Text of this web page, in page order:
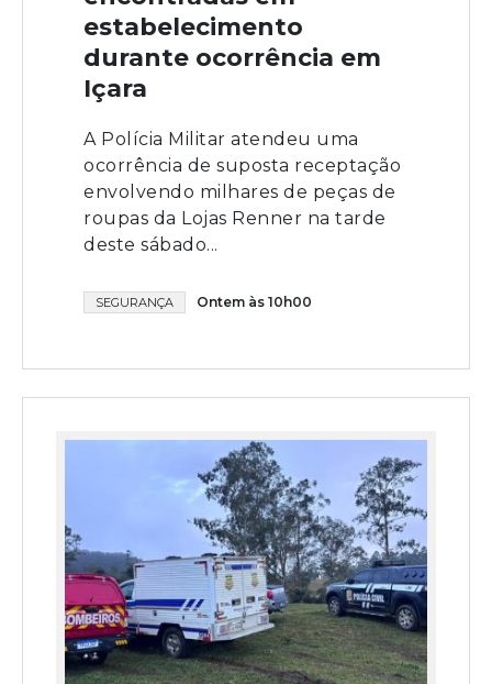
estabelecimento
durante ocorrência em
Içara
A Polícia Militar atendeu uma
ocorrência de suposta receptação
envolvendo milhares de peças de
roupas da Lojas Renner na tarde
deste sábado...
SEGURANÇA Ontem às 10h00